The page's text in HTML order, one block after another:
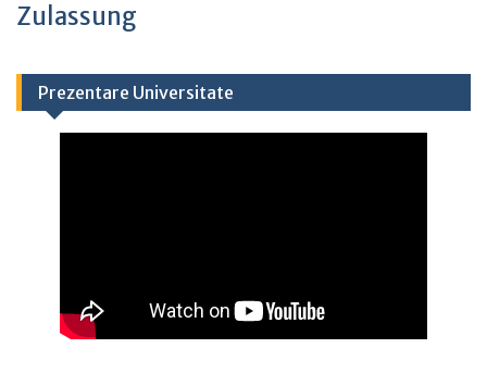
Zulassung
Prezentare Universitate